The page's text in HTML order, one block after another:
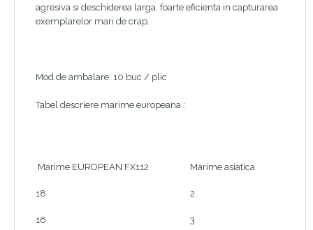
agresiva si deschiderea larga, foarte eficienta in capturarea
exemplarelor mari de crap.
Mod de ambalare: 10 buc / plic
Tabel descriere marime europeana :
Marime EUROPEAN FX112 Marime asiatica
18 2
16 3